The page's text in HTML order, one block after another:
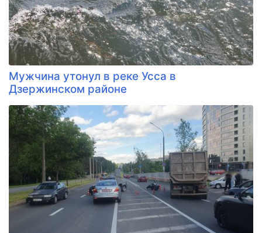
Мужчина утонул в реке Усса в
Дзержинском районе